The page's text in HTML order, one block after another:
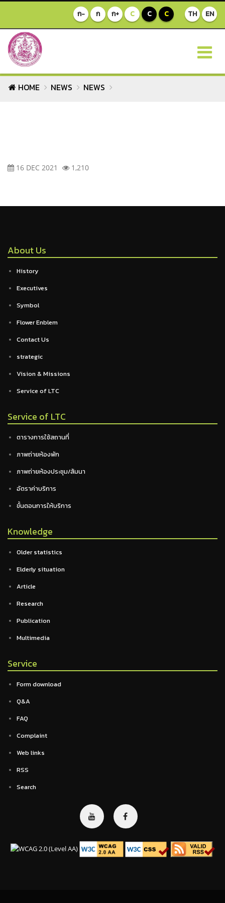
TH EN
ก- ก ก+ C C C
HOME NEWS NEWS
16 DEC 2021 1,210
About Us
History
Executives
Symbol
Flower Enblem
Contact Us
strategic
Vision & Missions
Service of LTC
Service of LTC
ตารางการใช้สถานที่
ภาพถ่ายห้องพัก
ภาพถ่ายห้องประชุม/สัมนา
อัตราค่าบริการ
ขั้นตอนการให้บริการ
Knowledge
Older statistics
Elderly situation
Article
Research
Publication
Multimedia
Service
Form download
Q&A
FAQ
Complaint
Web links
RSS
Search